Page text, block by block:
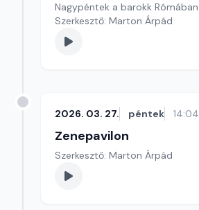
Nagypéntek a barokk Rómában
Szerkesztő: Marton Árpád
2026. 03. 27. péntek 14:04
Zenepavilon
Szerkesztő: Marton Árpád